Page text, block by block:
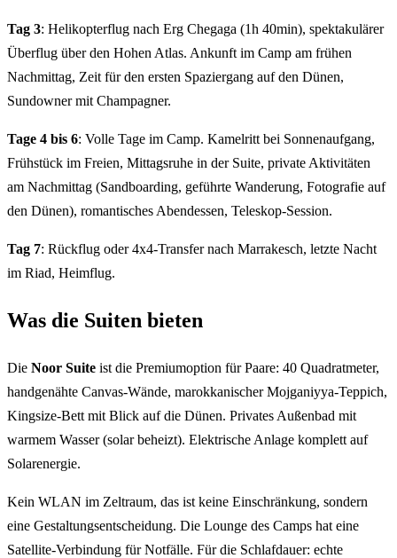
Tag 3: Helikopterflug nach Erg Chegaga (1h 40min), spektakulärer
Überflug über den Hohen Atlas. Ankunft im Camp am frühen
Nachmittag, Zeit für den ersten Spaziergang auf den Dünen,
Sundowner mit Champagner.
Tage 4 bis 6: Volle Tage im Camp. Kamelritt bei Sonnenaufgang,
Frühstück im Freien, Mittagsruhe in der Suite, private Aktivitäten
am Nachmittag (Sandboarding, geführte Wanderung, Fotografie auf
den Dünen), romantisches Abendessen, Teleskop-Session.
Tag 7: Rückflug oder 4x4-Transfer nach Marrakesch, letzte Nacht
im Riad, Heimflug.
Was die Suiten bieten
Die Noor Suite ist die Premiumoption für Paare: 40 Quadratmeter,
handgenähte Canvas-Wände, marokkanischer Mojganiyya-Teppich,
Kingsize-Bett mit Blick auf die Dünen. Privates Außenbad mit
warmem Wasser (solar beheizt). Elektrische Anlage komplett auf
Solarenergie.
Kein WLAN im Zeltraum, das ist keine Einschränkung, sondern
eine Gestaltungsentscheidung. Die Lounge des Camps hat eine
Satellite-Verbindung für Notfälle. Für die Schlafdauer: echte